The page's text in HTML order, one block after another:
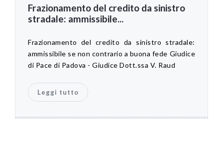
Frazionamento del credito da sinistro
stradale: ammissibile...
Frazionamento del credito da sinistro stradale:
ammissibile se non contrario a buona fede Giudice
di Pace di Padova - Giudice Dott.ssa V. Raud
Leggi tutto